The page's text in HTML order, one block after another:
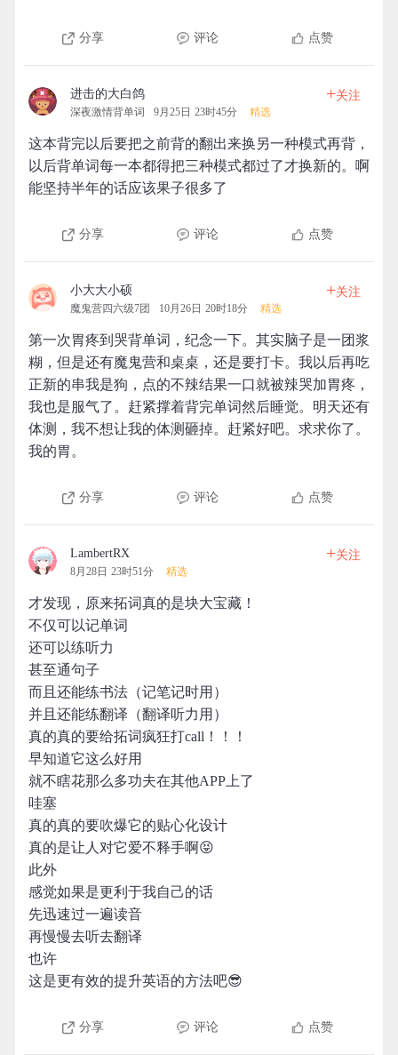
分享 评论 点赞
进击的大白鸽
深夜激情背单词 9月25日 23时45分 精选
+关注
这本背完以后要把之前背的翻出来换另一种模式再背，
以后背单词每一本都得把三种模式都过了才换新的。啊
能坚持半年的话应该果子很多了
分享 评论 点赞
小大大小硕
魔鬼营四六级7团 10月26日 20时18分 精选
+关注
第一次胃疼到哭背单词，纪念一下。其实脑子是一团浆
糊，但是还有魔鬼营和桌桌，还是要打卡。我以后再吃
正新的串我是狗，点的不辣结果一口就被辣哭加胃疼，
我也是服气了。赶紧撑着背完单词然后睡觉。明天还有
体测，我不想让我的体测砸掉。赶紧好吧。求求你了。
我的胃。
分享 评论 点赞
LambertRX
8月28日 23时51分 精选
+关注
才发现，原来拓词真的是块大宝藏！
不仅可以记单词
还可以练听力
甚至通句子
而且还能练书法（记笔记时用）
并且还能练翻译（翻译听力用）
真的真的要给拓词疯狂打call！！！
早知道它这么好用
就不瞎花那么多功夫在其他APP上了
哇塞
真的真的要吹爆它的贴心化设计
真的是让人对它爱不释手啊😝
此外
感觉如果是更利于我自己的话
先迅速过一遍读音
再慢慢去听去翻译
也许
这是更有效的提升英语的方法吧😎
分享 评论 点赞